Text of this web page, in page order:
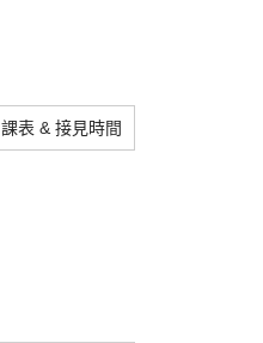
課表 & 接見時間